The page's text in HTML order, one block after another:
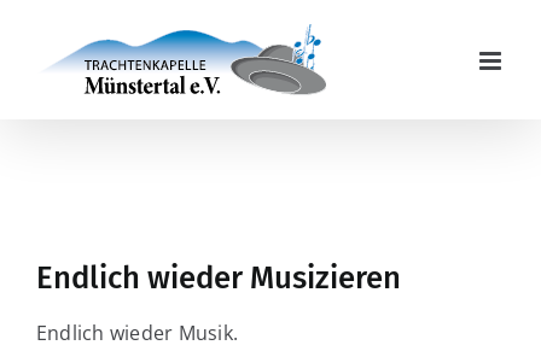
Endlich wieder Musizieren
Endlich wieder Musik.